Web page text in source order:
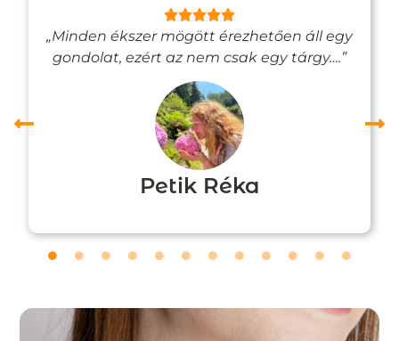
„Minden ékszer mögött érezhetően áll egy
gondolat, ezért az nem csak egy tárgy….”
Petik Réka